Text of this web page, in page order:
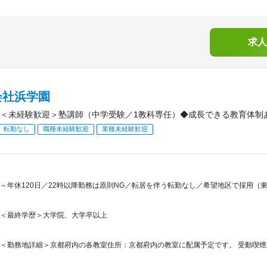
求
浜学園
未経験歓迎＞塾講師（中学受験／1教科専任）◆成長できる教育体
転勤なし 職種未経験歓迎 業種未経験歓迎
～年休120日／22時以降勤務は原則NG／転居を伴う転勤なし／希望地区で採用（
＜最終学歴＞大学院、大学卒以上
＜勤務地詳細＞京都府内の各教室住所：京都府内の教室に配属予定です。 受動喫